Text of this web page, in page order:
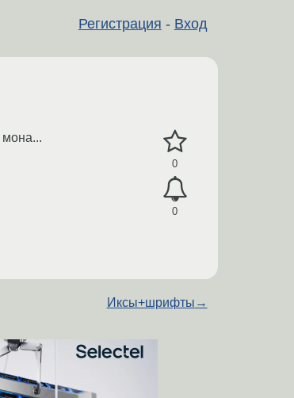
Регистрация - Вход
0
0
мона...
Иксы+шрифты →